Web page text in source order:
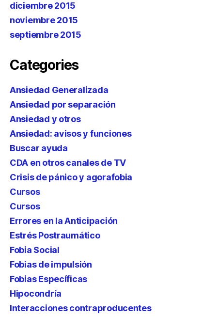
diciembre 2015
noviembre 2015
septiembre 2015
Categories
Ansiedad Generalizada
Ansiedad por separación
Ansiedad y otros
Ansiedad: avisos y funciones
Buscar ayuda
CDA en otros canales de TV
Crisis de pánico y agorafobia
Cursos
Cursos
Errores en la Anticipación
Estrés Postraumático
Fobia Social
Fobias de impulsión
Fobias Específicas
Hipocondría
Interacciones contraproducentes